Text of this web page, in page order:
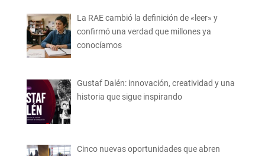
La RAE cambió la definición de «leer» y
confirmó una verdad que millones ya
conocíamos
Gustaf Dalén: innovación, creatividad y una
historia que sigue inspirando
Cinco nuevas oportunidades que abren